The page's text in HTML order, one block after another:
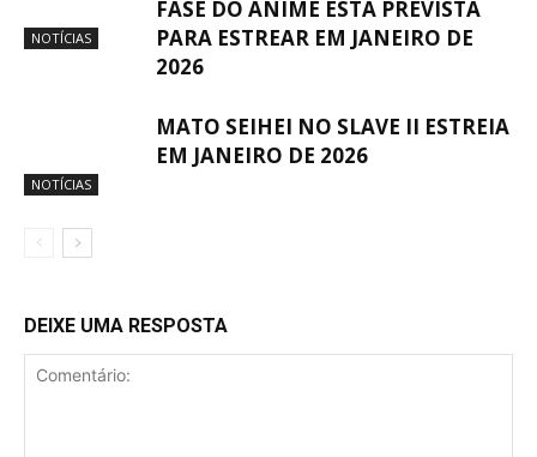
NOTÍCIAS
FASE DO ANIME ESTÁ PREVISTA
PARA ESTREAR EM JANEIRO DE
2026
NOTÍCIAS
MATO SEIHEI NO SLAVE II ESTREIA
EM JANEIRO DE 2026
DEIXE UMA RESPOSTA